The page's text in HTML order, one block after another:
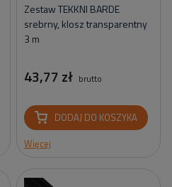
Zestaw TEKKNI BARDE
srebrny, klosz transparentny
3 m
43,77 zł brutto
DODAJ DO KOSZYKA
Więcej